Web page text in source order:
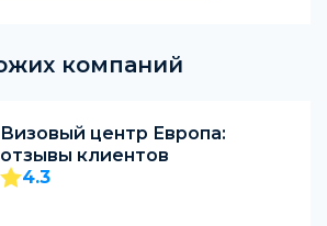
компаний
Визовый центр Европа:
отзывы клиентов
4.3